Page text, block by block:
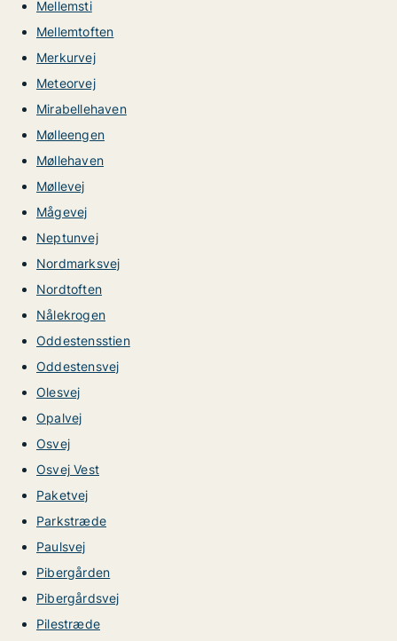
Mellemsti
Mellemtoften
Merkurvej
Meteorvej
Mirabellehaven
Mølleengen
Møllehaven
Møllevej
Mågevej
Neptunvej
Nordmarksvej
Nordtoften
Nålekrogen
Oddestensstien
Oddestensvej
Olesvej
Opalvej
Osvej
Osvej Vest
Paketvej
Parkstræde
Paulsvej
Pibergården
Pibergårdsvej
Pilestræde